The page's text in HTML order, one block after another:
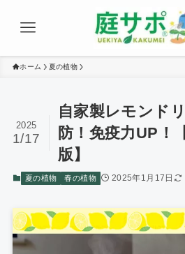
ホーム 夏の植物
自家製レモンド
防！免疫力UP！
版】
2025
1/17
夏の植物 春の植物 2025年1月17日